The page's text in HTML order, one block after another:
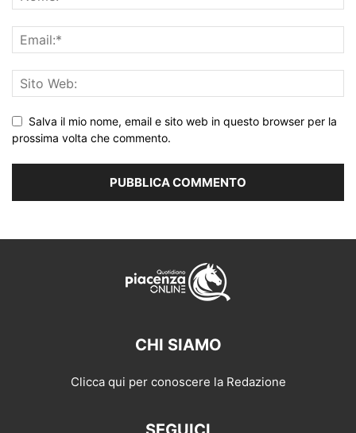
Salva il mio nome, email e sito web in questo browser per la
prossima volta che commento.
CHI SIAMO
Clicca qui per conoscere la Redazione